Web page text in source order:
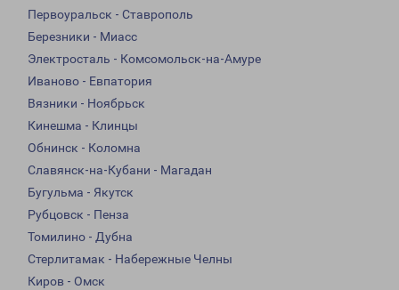
Первоуральск - Ставрополь
Березники - Миасс
Электросталь - Комсомольск-на-Амуре
Иваново - Евпатория
Вязники - Ноябрьск
Кинешма - Клинцы
Обнинск - Коломна
Славянск-на-Кубани - Магадан
Бугульма - Якутск
Рубцовск - Пенза
Томилино - Дубна
Стерлитамак - Набережные Челны
Киров - Омск